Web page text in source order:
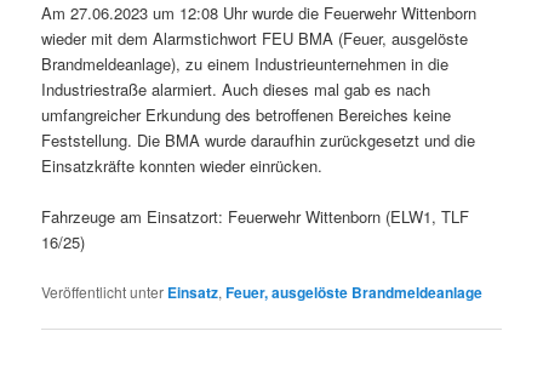
Am 27.06.2023 um 12:08 Uhr wurde die Feuerwehr Wittenborn
wieder mit dem Alarmstichwort FEU BMA (Feuer, ausgelöste
Brandmeldeanlage), zu einem Industrieunternehmen in die
Industriestraße alarmiert. Auch dieses mal gab es nach
umfangreicher Erkundung des betroffenen Bereiches keine
Feststellung. Die BMA wurde daraufhin zurückgesetzt und die
Einsatzkräfte konnten wieder einrücken.
Fahrzeuge am Einsatzort: Feuerwehr Wittenborn (ELW1, TLF
16/25)
Veröffentlicht unter Einsatz,Feuer, ausgelöste Brandmeldeanlage